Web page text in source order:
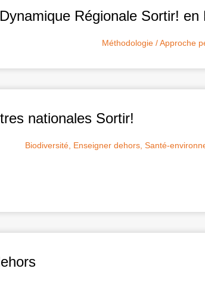
Régionale Sortir! en
Méthodologie / Approche
nationales Sortir!
Biodiversité, Enseigner dehors, Santé-